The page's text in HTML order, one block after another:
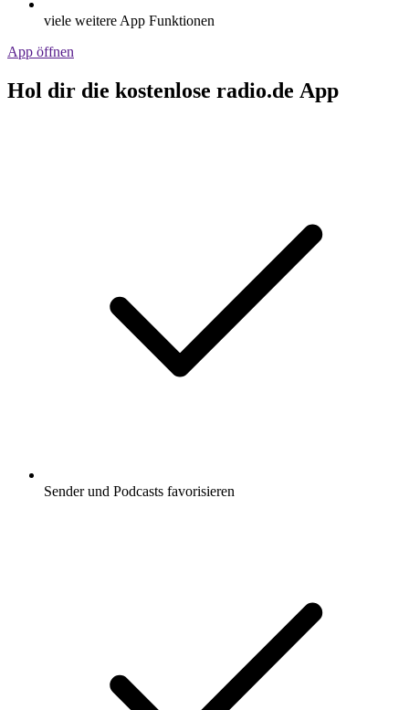
viele weitere App Funktionen
App öffnen
Hol dir die kostenlose radio.de App
Sender und Podcasts favorisieren